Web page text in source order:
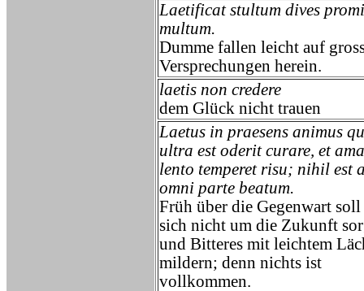
Laetificat stultum dives
multum.
Dumme fallen leicht auf
Versprechungen herein.
laetis non credere
dem Glück nicht trauen
Laetus in praesens animus
ultra est oderit curare, et
lento temperet risu; nihil est
omni parte beatum.
Früh über die Gegenwart soll
sich nicht um die Zukunft
und Bitteres mit leichtem
mildern; denn nichts ist
vollkommen.